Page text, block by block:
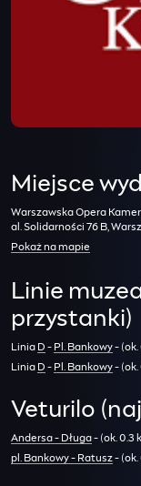
Miejsce
Warszawska Opera
al. Solidarności 76 B,
Pokaż na mapie
Linie
przystanki)
Linia D - Pl. Bankowy- (ok.
Linia D - Pl. Bankowy- (ok.
Veturilo
Andersa - Długa- (ok. 0.3
pl. Bankowy - Ratusz- (ok.